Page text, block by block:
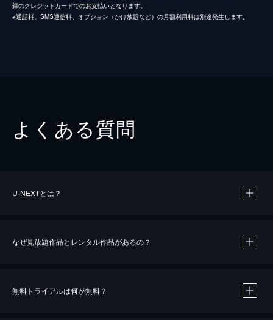
録のクレジットカードでのお支払いとなります。
※通話料、SMS通信料、オプション（かけ放題など）の月額利用料は別途発生します。
よくある質問
U-NEXTとは？
なぜ見放題作品とレンタル作品があるの？
無料トライアルは何が無料？